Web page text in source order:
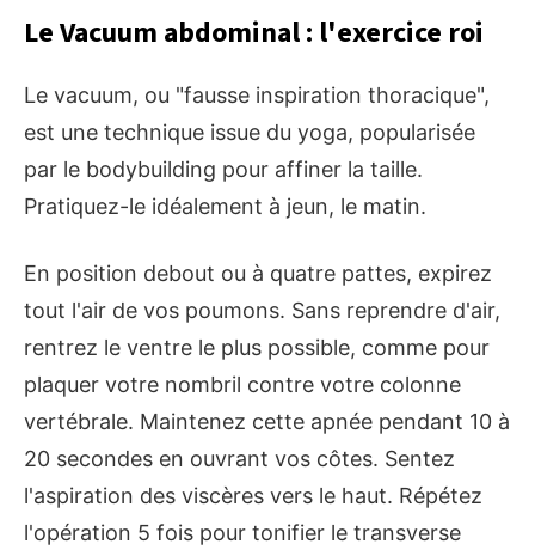
Le Vacuum abdominal : l'exercice roi
Le vacuum, ou "fausse inspiration thoracique",
est une technique issue du yoga, popularisée
par le bodybuilding pour affiner la taille.
Pratiquez-le idéalement à jeun, le matin.
En position debout ou à quatre pattes, expirez
tout l'air de vos poumons. Sans reprendre d'air,
rentrez le ventre le plus possible, comme pour
plaquer votre nombril contre votre colonne
vertébrale. Maintenez cette apnée pendant 10 à
20 secondes en ouvrant vos côtes. Sentez
l'aspiration des viscères vers le haut. Répétez
l'opération 5 fois pour tonifier le transverse